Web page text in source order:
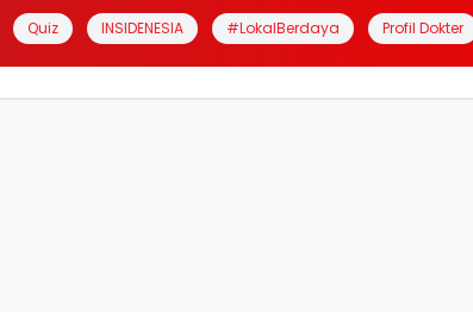
Quiz INSIDENESIA #LokalBerdaya Profil Dokter